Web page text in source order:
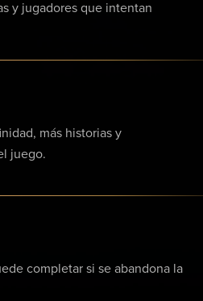
y jugadores que intentan
más historias y
juego.
completar si se abandona la